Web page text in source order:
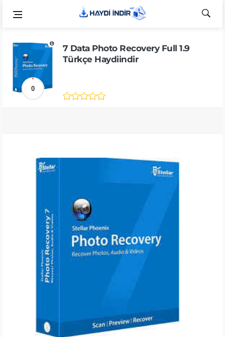
0
7 Data Photo Recovery Full 1.9
Türkçe Haydiindir